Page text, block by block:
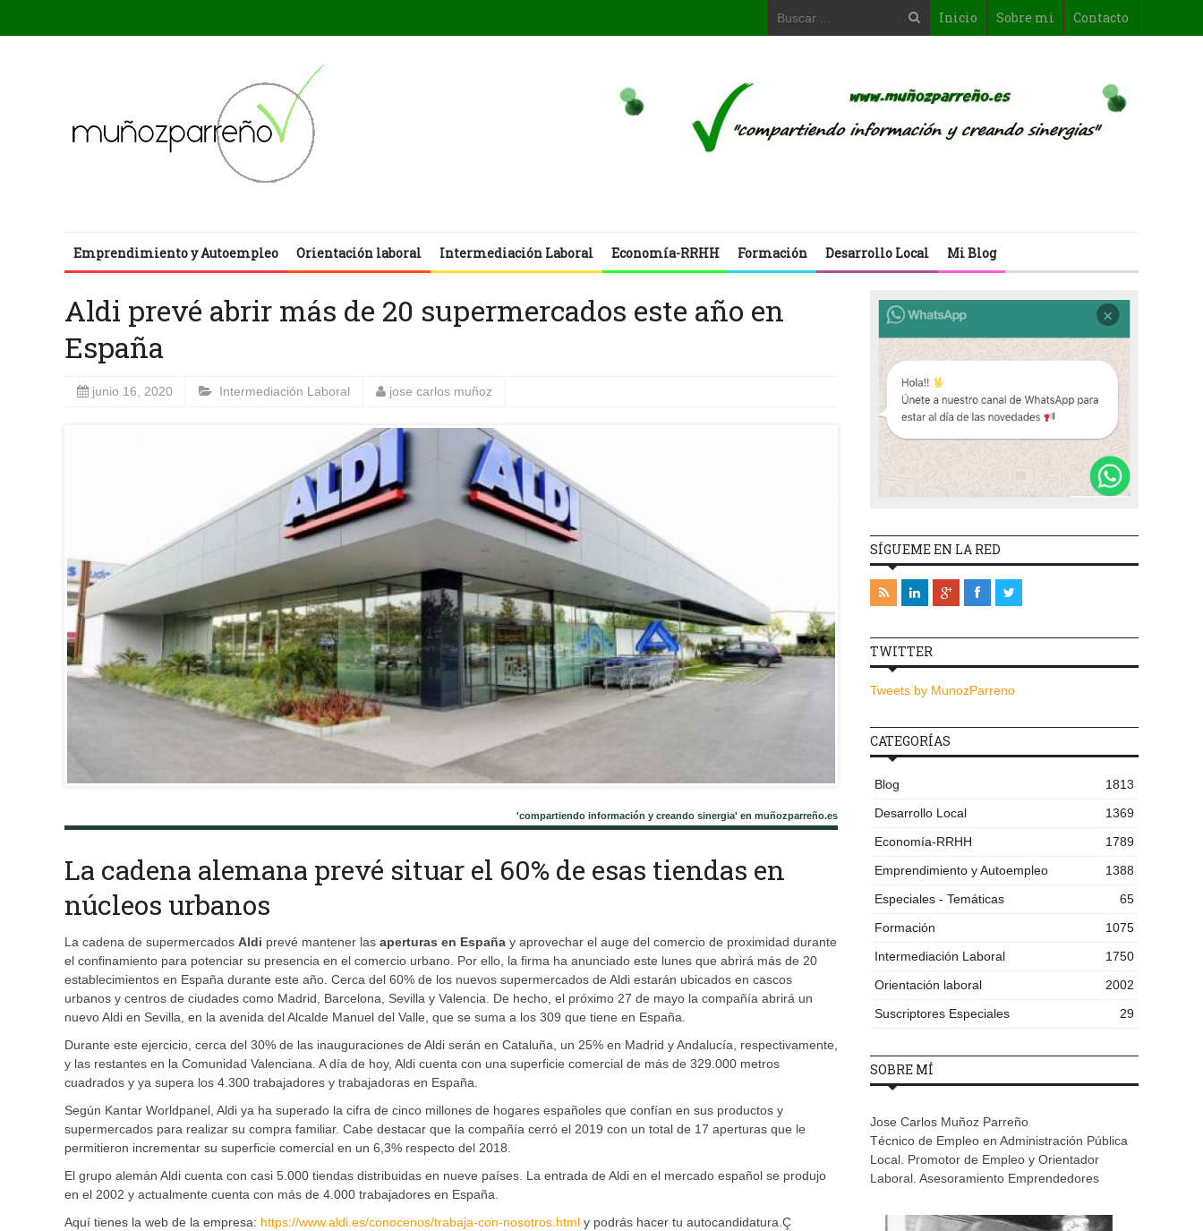
Inicio Sobre mi Contacto
Emprendimiento y Autoempleo Orientación laboral Intermediación Laboral Economía-RRHH Formación Desarrollo Local Mi Blog
Aldi prevé abrir más de 20 supermercados este año en
España
junio 16, 2020 Intermediación Laboral jose carlos muñoz
'compartiendo información y creando sinergia' en muñozparreño.es
La cadena alemana prevé situar el 60% de esas tiendas en
núcleos urbanos
La cadena de supermercados Aldi prevé mantener las aperturas en España y aprovechar el auge del comercio de proximidad durante
el confinamiento para potenciar su presencia en el comercio urbano. Por ello, la firma ha anunciado este lunes que abrirá más de 20
establecimientos en España durante este año. Cerca del 60% de los nuevos supermercados de Aldi estarán ubicados en cascos
urbanos y centros de ciudades como Madrid, Barcelona, Sevilla y Valencia. De hecho, el próximo 27 de mayo la compañía abrirá un
nuevo Aldi en Sevilla, en la avenida del Alcalde Manuel del Valle, que se suma a los 309 que tiene en España.
Durante este ejercicio, cerca del 30% de las inauguraciones de Aldi serán en Cataluña, un 25% en Madrid y Andalucía, respectivamente,
y las restantes en la Comunidad Valenciana. A día de hoy, Aldi cuenta con una superficie comercial de más de 329.000 metros
cuadrados y ya supera los 4.300 trabajadores y trabajadoras en España.
Según Kantar Worldpanel, Aldi ya ha superado la cifra de cinco millones de hogares españoles que confían en sus productos y
supermercados para realizar su compra familiar. Cabe destacar que la compañía cerró el 2019 con un total de 17 aperturas que le
permitieron incrementar su superficie comercial en un 6,3% respecto del 2018.
El grupo alemán Aldi cuenta con casi 5.000 tiendas distribuidas en nueve países. La entrada de Aldi en el mercado español se produjo
en el 2002 y actualmente cuenta con más de 4.000 trabajadores en España.
Aquí tienes la web de la empresa: https://www.aldi.es/conocenos/trabaja-con-nosotros.html y podrás hacer tu autocandidatura.Ç
SÍGUEME EN LA RED
TWITTER
Tweets by MunozParreno
CATEGORÍAS
Blog
1813
Desarrollo Local
1369
Economía-RRHH
1789
Emprendimiento y Autoempleo
1388
Especiales - Temáticas
65
Formación
1075
Intermediación Laboral
1750
Orientación laboral
2002
Suscriptores Especiales
29
SOBRE MÍ
Jose Carlos Muñoz Parreño
Técnico de Empleo en Administración Pública
Local. Promotor de Empleo y Orientador
Laboral. Asesoramiento Emprendedores